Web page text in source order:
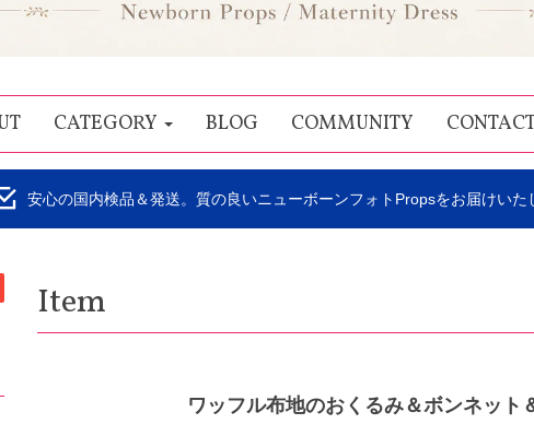
CATEGORY BLOG COMMUNITY
安心の国内検品＆発送。質の良いニューボーンフォトPropsをお届けいた
Item
ワッフル布地のおくるみ＆ボンネット